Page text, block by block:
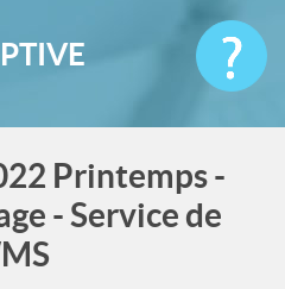
Printemps -
- Service de